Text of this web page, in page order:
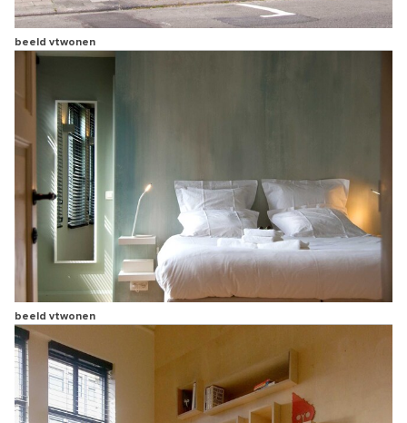
beeld vtwonen
beeld vtwonen